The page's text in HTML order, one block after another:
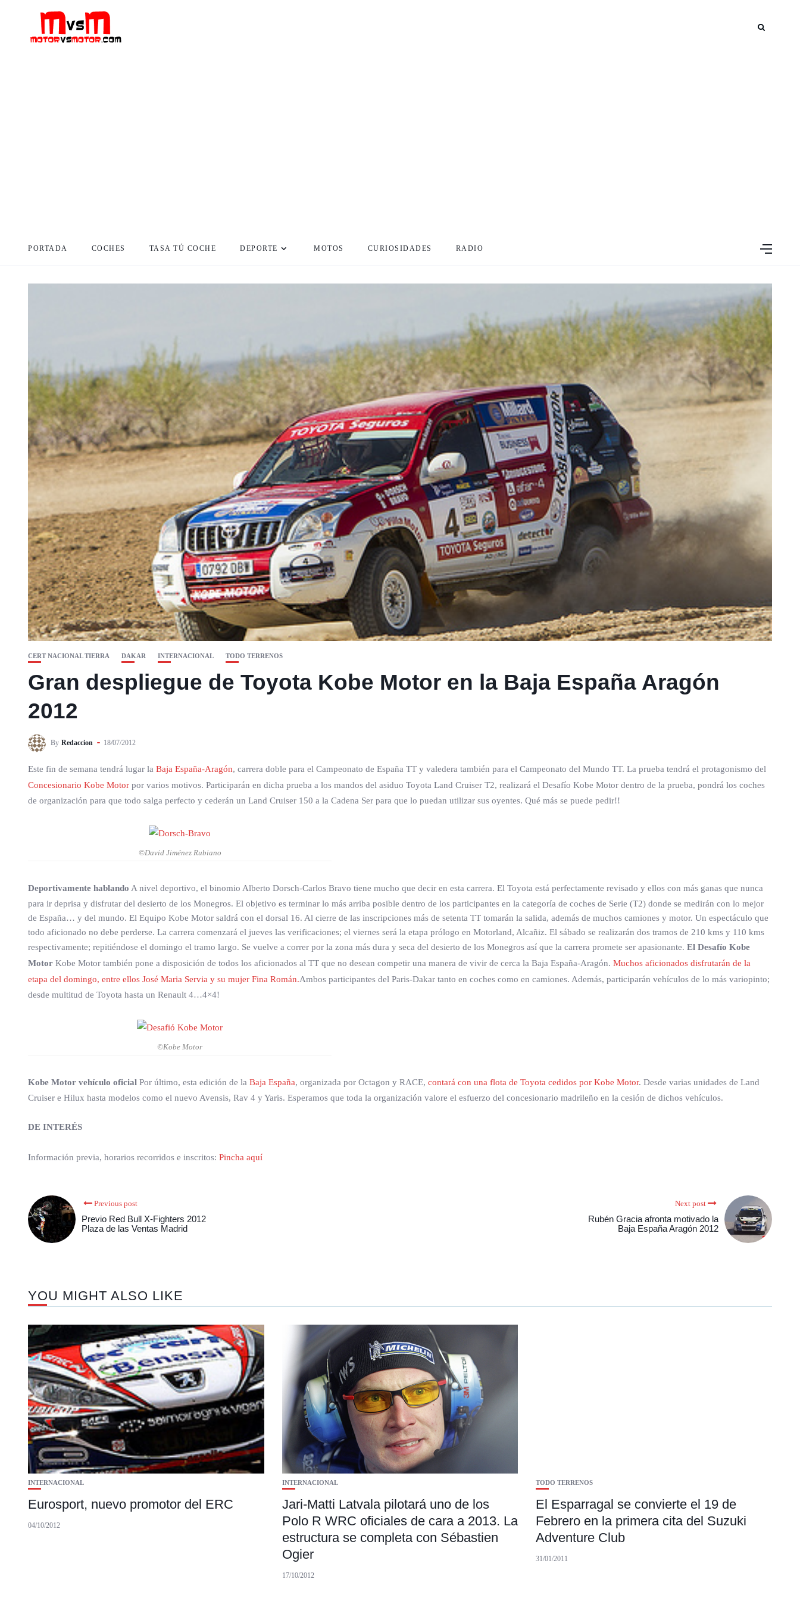
PORTADA COCHES TASA TÚ COCHE DEPORTE MOTOS CURIOSIDADES RADIO
CERT NACIONAL TIERRA DAKAR INTERNACIONAL TODO TERRENOS
Gran despliegue de Toyota Kobe Motor en la Baja España Aragón
2012
By Redaccion 18/07/2012
Este fin de semana tendrá lugar la Baja España-Aragón, carrera doble para el Campeonato de España TT y valedera también para el Campeonato del Mundo TT. La prueba tendrá el protagonismo del
Concesionario Kobe Motor por varios motivos. Participarán en dicha prueba a los mandos del asiduo Toyota Land Cruiser T2, realizará el Desafío Kobe Motor dentro de la prueba, pondrá los coches
de organización para que todo salga perfecto y cederán un Land Cruiser 150 a la Cadena Ser para que lo puedan utilizar sus oyentes. Qué más se puede pedir!!
©David Jiménez Rubiano
Deportivamente hablando A nivel deportivo, el binomio Alberto Dorsch-Carlos Bravo tiene mucho que decir en esta carrera. El Toyota está perfectamente revisado y ellos con más ganas que nunca
para ir deprisa y disfrutar del desierto de los Monegros. El objetivo es terminar lo más arriba posible dentro de los participantes en la categoría de coches de Serie (T2) donde se medirán con lo mejor
de España… y del mundo. El Equipo Kobe Motor saldrá con el dorsal 16. Al cierre de las inscripciones más de setenta TT tomarán la salida, además de muchos camiones y motor. Un espectáculo que
todo aficionado no debe perderse. La carrera comenzará el jueves las verificaciones; el viernes será la etapa prólogo en Motorland, Alcañiz. El sábado se realizarán dos tramos de 210 kms y 110 kms
respectivamente; repitiéndose el domingo el tramo largo. Se vuelve a correr por la zona más dura y seca del desierto de los Monegros así que la carrera promete ser apasionante. El Desafío Kobe
Motor Kobe Motor también pone a disposición de todos los aficionados al TT que no desean competir una manera de vivir de cerca la Baja España-Aragón. Muchos aficionados disfrutarán de la
etapa del domingo, entre ellos José Maria Servia y su mujer Fina Román.Ambos participantes del Paris-Dakar tanto en coches como en camiones. Además, participarán vehículos de lo más variopinto;
desde multitud de Toyota hasta un Renault 4…4×4!
©Kobe Motor
Kobe Motor vehículo oficial Por último, esta edición de la Baja España, organizada por Octagon y RACE, contará con una flota de Toyota cedidos por Kobe Motor. Desde varias unidades de Land
Cruiser e Hilux hasta modelos como el nuevo Avensis, Rav 4 y Yaris. Esperamos que toda la organización valore el esfuerzo del concesionario madrileño en la cesión de dichos vehículos.
DE INTERÉS
Información previa, horarios recorridos e inscritos: Pincha aquí
Previous post
Previo Red Bull X-Fighters 2012
Plaza de las Ventas Madrid
Next post
Rubén Gracia afronta motivado la
Baja España Aragón 2012
YOU MIGHT ALSO LIKE
INTERNACIONAL
Eurosport, nuevo promotor del ERC
04/10/2012
INTERNACIONAL
Jari-Matti Latvala pilotará uno de los
Polo R WRC oficiales de cara a 2013. La
estructura se completa con Sébastien
Ogier
17/10/2012
TODO TERRENOS
El Esparragal se convierte el 19 de
Febrero en la primera cita del Suzuki
Adventure Club
31/01/2011